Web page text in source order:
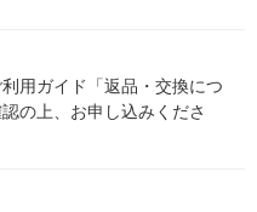
用ガイド「返品・交換につ
の上、お申し込みくださ